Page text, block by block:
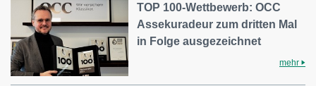
TOP 100-Wettbewerb: OCC
Assekuradeur zum dritten Mal
in Folge ausgezeichnet
mehr